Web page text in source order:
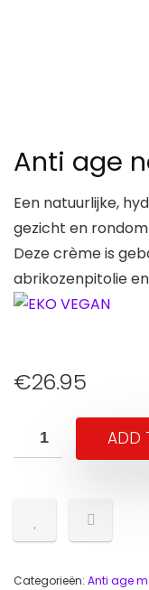
Anti age
Een natuurlijke,
gezicht en
Deze crème is
abrikozenpitolie
€26.95
ADD
Categorieën: Anti age